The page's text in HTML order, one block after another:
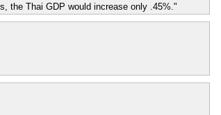
the Thai GDP would increase only .45%."